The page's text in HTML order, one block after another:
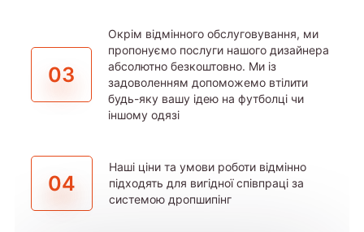
03
Окрім відмінного обслуговування, ми
пропонуємо послуги нашого дизайнера
абсолютно безкоштовно. Ми із
задоволенням допоможемо втілити
будь-яку вашу ідею на футболці чи
іншому одязі
04
Наші ціни та умови роботи відмінно
підходять для вигідної співпраці за
системою дропшипінг